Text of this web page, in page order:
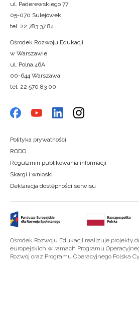
ul. Paderewskiego 77
05-070 Sulejówek
tel. 22 783 37 84
Ośrodek Rozwoju Edukacji
w Warszawie
ul. Polna 46A
00-644 Warszawa
tel. 22 570 83 00
Polityka prywatności
RODO
Regulamin publikowania informacji
Skargi i wnioski
Deklaracja dostępności serwisu
Ośrodek Rozwoju Edukacji realizuje projekty
europejskich w ramach Programu
Rozwój oraz Programu Operacyjnego Polska